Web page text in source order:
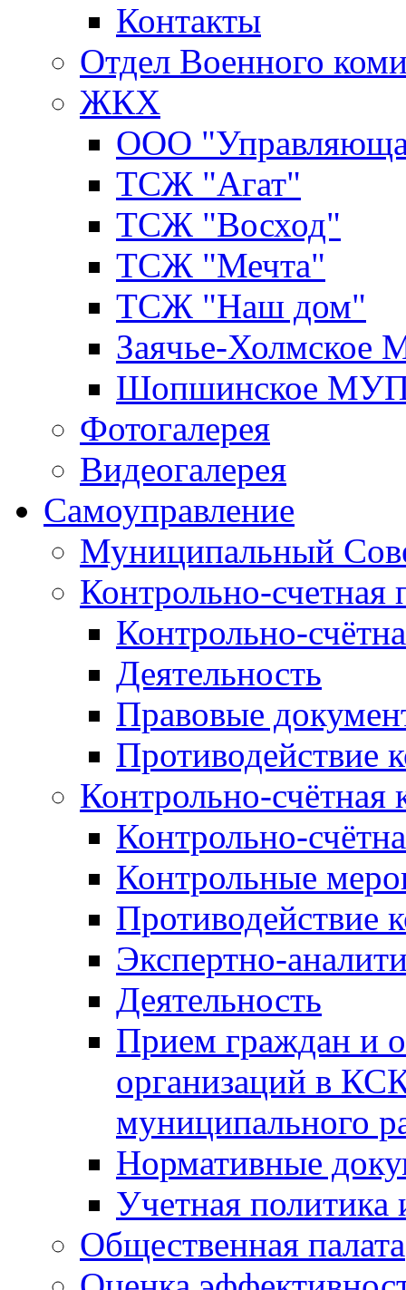
Контакты
Отдел Военного
ЖКХ
ООО
ТСЖ "Агат"
ТСЖ "Восход"
ТСЖ "Мечта"
ТСЖ "Наш дом"
Заячье-
Шопшинское
Фотогалерея
Видеогалерея
Самоуправление
Муниципальный
Контрольно-счетная
Контрольно-
Деятельность
Правовые
Противодействие
Контрольно-счётная
Контрольно-
Контрольные
Противодействие
Экспертно-
Деятельность
Прием граждан и
организаций в
муниципального
Нормативные
Учетная политика
Общественная палата